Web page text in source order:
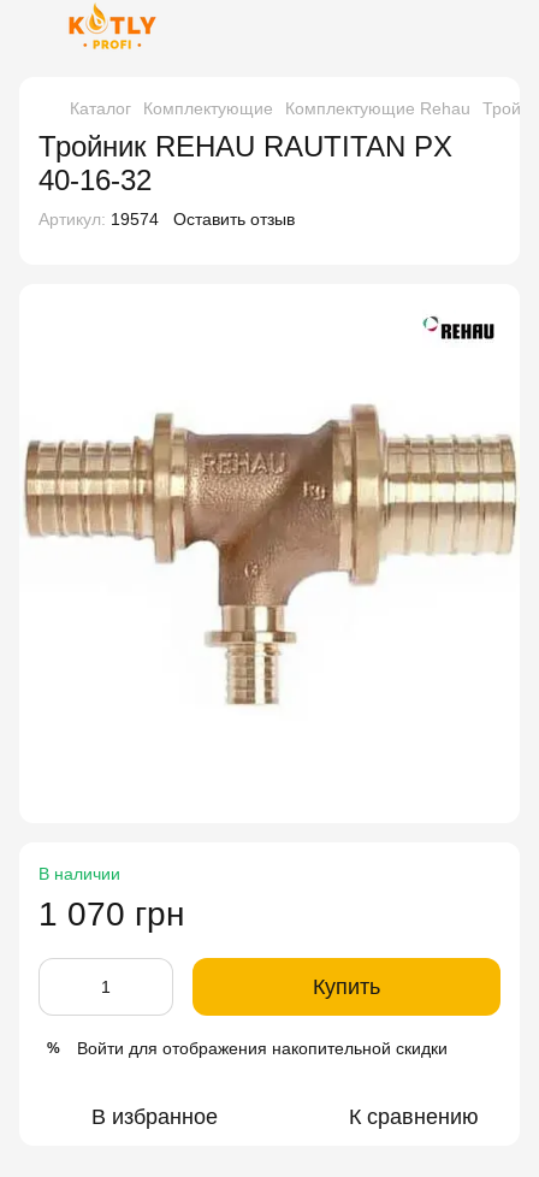
Каталог Комплектующие Комплектующие Rehau
Тройник REHAU RAUTITAN PX
40-16-32
Артикул: 19574 Оставить отзыв
В наличии
1 070 грн
Купить
% Войти для отображения накопительной скидки
В избранное К сравнению